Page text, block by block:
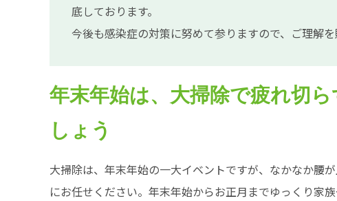
底しております。
今後も感染症の対策に努めて参りますので、ご理解
年末年始は、大掃除で疲れ切
しょう
大掃除は、年末年始の一大イベントですが、なかなか腰
にお任せください。年末年始からお正月までゆっくり家